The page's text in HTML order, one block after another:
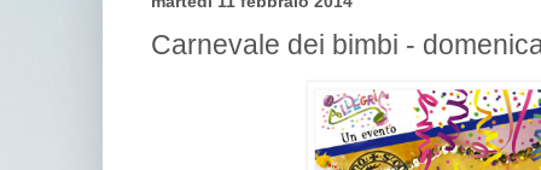
Carnevale dei bimbi -